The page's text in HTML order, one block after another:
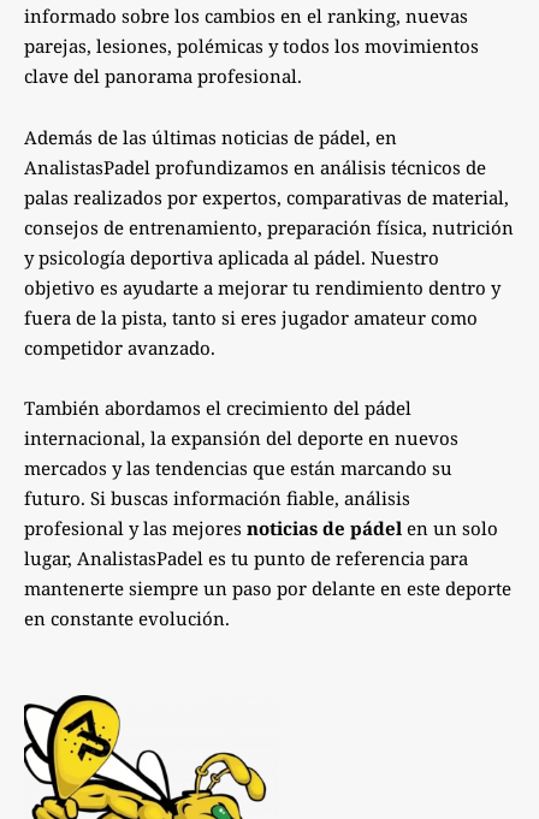
informado sobre los cambios en el ranking, nuevas
parejas, lesiones, polémicas y todos los movimientos
clave del panorama profesional.
Además de las últimas noticias de pádel, en
AnalistasPadel profundizamos en análisis técnicos de
palas realizados por expertos, comparativas de material,
consejos de entrenamiento, preparación física, nutrición
y psicología deportiva aplicada al pádel. Nuestro
objetivo es ayudarte a mejorar tu rendimiento dentro y
fuera de la pista, tanto si eres jugador amateur como
competidor avanzado.
También abordamos el crecimiento del pádel
internacional, la expansión del deporte en nuevos
mercados y las tendencias que están marcando su
futuro. Si buscas información fiable, análisis
profesional y las mejores noticias de pádel en un solo
lugar, AnalistasPadel es tu punto de referencia para
mantenerte siempre un paso por delante en este deporte
en constante evolución.